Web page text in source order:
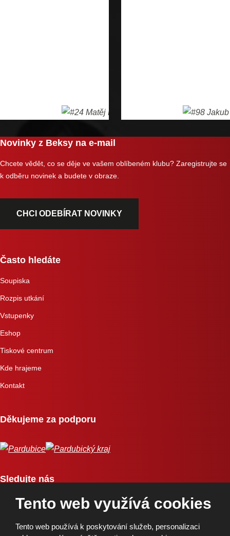
Novinky z Beksy na e-mail
Chcete vědět, co se děje ve vašem oblíbeném klubu? Zaregistrujte se
k odběru novinek a budete v obraze.
CHCI ODEBÍRAT NOVINKY
Často hledáte
Soupiska
Rozpis utkání
Vstupenky
Eshop
Tiskové centrum
Kde hrajeme
Kontakt
Děkujeme za podporu
Sledujte nás
Tento web využívá cookies
Tento web používá k poskytování služeb, personalizaci